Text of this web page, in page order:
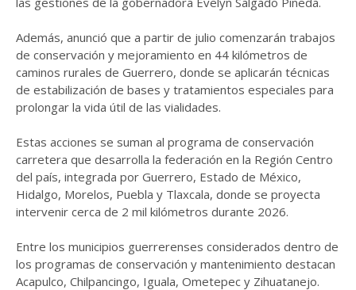
Además, anunció que a partir de julio comenzarán trabajos
de conservación y mejoramiento en 44 kilómetros de
caminos rurales de Guerrero, donde se aplicarán técnicas
de estabilización de bases y tratamientos especiales para
prolongar la vida útil de las vialidades.
Estas acciones se suman al programa de conservación
carretera que desarrolla la federación en la Región Centro
del país, integrada por Guerrero, Estado de México,
Hidalgo, Morelos, Puebla y Tlaxcala, donde se proyecta
intervenir cerca de 2 mil kilómetros durante 2026.
Entre los municipios guerrerenses considerados dentro de
los programas de conservación y mantenimiento destacan
Acapulco, Chilpancingo, Iguala, Ometepec y Zihuatanejo.